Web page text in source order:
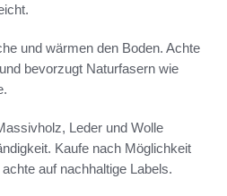
und wärmen den Boden. Achte
bevorzugt Naturfasern wie
Leder und Wolle
Kaufe nach Möglichkeit
auf nachhaltige Labels.